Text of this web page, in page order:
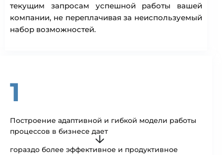
текущим запросам успешной работы вашей
компании, не переплачивая за неиспользуемый
набор возможностей.
1
Построение адаптивной и гибкой модели работы
процессов в бизнесе дает
гораздо более эффективное и продуктивное